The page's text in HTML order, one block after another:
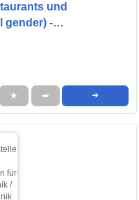
und
gender) -
★ ➦ ➜